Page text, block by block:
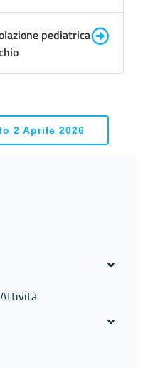
pediatrica
2 Aprile 2026